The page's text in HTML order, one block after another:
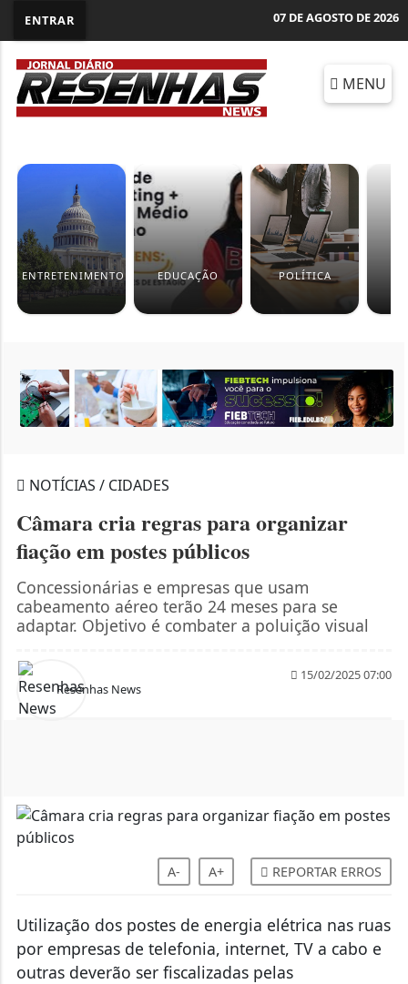
ENTRAR 07 DE AGOSTO DE 2026
MENU
ENTRETENIMENTO EDUCAÇÃO POLÍTICA
NOTÍCIAS / CIDADES
Câmara cria regras para organizar
fiação em postes públicos
Concessionárias e empresas que usam
cabeamento aéreo terão 24 meses para se
adaptar. Objetivo é combater a poluição visual
Resenhas News
15/02/2025 07:00
A- A+ REPORTAR ERROS
Utilização dos postes de energia elétrica nas ruas
por empresas de telefonia, internet, TV a cabo e
outras deverão ser fiscalizadas pelas